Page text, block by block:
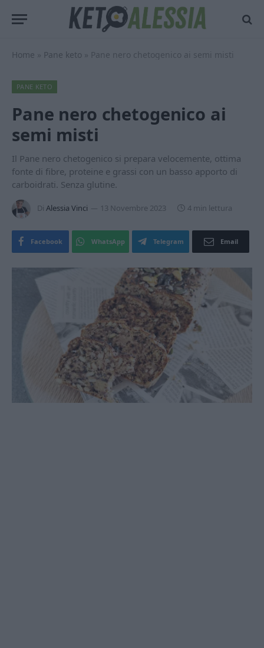
Home » Pane keto » Pane nero chetogenico ai semi misti
PANE KETO
Pane nero chetogenico ai
semi misti
Il Pane nero chetogenico si prepara velocemente, ottima
fonte di fibre, proteine e grassi con un basso apporto di
carboidrati. Senza glutine.
Di Alessia Vinci 13 Novembre 2023 4 min lettura
Facebook WhatsApp Telegram Email